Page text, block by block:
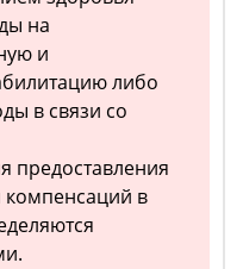
на
и
либо
в связи со
предоставления
компенсаций в